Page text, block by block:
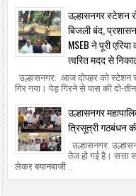
उल्हासनगर स्टेशन
बिजली बंद,
MSEB ने पूरी
त्वरित मदद से
उल्हासनगर: आज दोपहर को स्टेशन
गिर गया। पेड़ गिरने से पास की दो-तीन
उल्हासनगर
त्रिसूत्री गठबंधन
उल्हासनगर:
तेज हो गई है। सत्ता
लेकर बयानबाजी...